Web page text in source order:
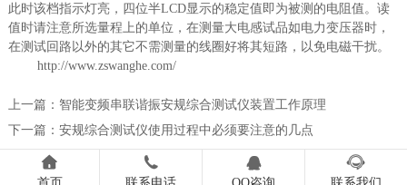
此时该档指示灯亮，四位半LCD显示的稳定值即为被测的电阻值。读
值时请注意所选量程上的单位，在测量大电感试品如电力变压器时，
在测试回路以外的其它不需测量的线圈好将其短路，以免电磁干扰。
http://www.zswanghe.com/
上一篇： 智能变频串联谐振安规综合测试仪装置工作原理
下一篇： 安规综合测试仪使用过程中必须要注意的几点
   